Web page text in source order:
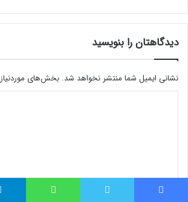
دیدگاهتان را بنویسید
نشانی ایمیل شما منتشر نخواهد شد. بخش‌های